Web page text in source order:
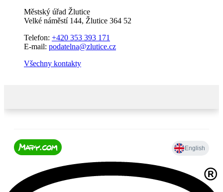
Městský úřad Žlutice
Velké náměstí 144, Žlutice 364 52
Telefon: +420 353 393 171
E-mail: podatelna@zlutice.cz
Všechny kontakty